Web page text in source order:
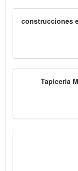
construcciones
Tapiceria